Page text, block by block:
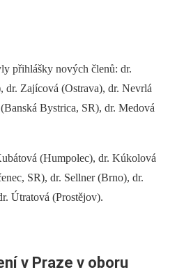
přihlášky nových členů: dr.
Zajícová (Ostrava), dr. Nevrlá
Bystrica, SR), dr. Medová
(Humpolec), dr. Kúkolová
SR), dr. Sellner (Brno), dr.
Útratová (Prostějov).
v Praze v oboru